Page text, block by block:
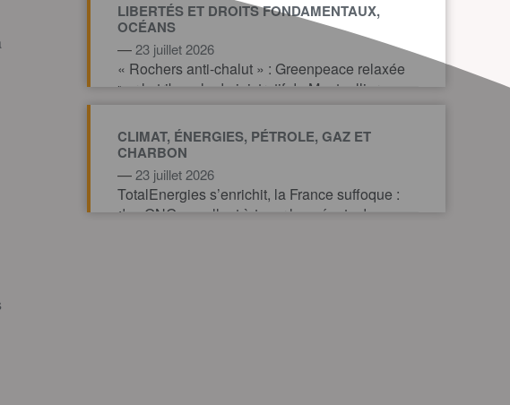
LIBERTÉS ET DROITS FONDAMENTAUX,
OCÉANS
— 23 juillet 2026
« Rochers anti-chalut » : Greenpeace relaxée
par le tribunal administratif de Montpellier
CLIMAT, ÉNERGIES, PÉTROLE, GAZ ET
CHARBON
— 23 juillet 2026
TotalEnergies s’enrichit, la France suffoque :
des ONG appellent à taxer les géants du